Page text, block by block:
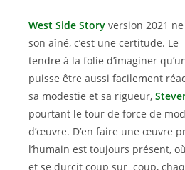
West Side Story version 2021
son aîné, c’est une certitude. Le
tendre à la folie d’imaginer
puisse être aussi facilement
sa modestie et sa rigueur,
pourtant le tour de force de
d’œuvre. D’en faire une œuvre
l’humain est toujours présent,
et se durcit coup sur coup,